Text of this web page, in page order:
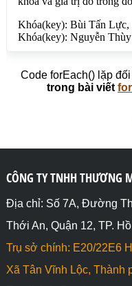
Code forEach() lặp
trong bài viết
CÔNG TY TNHH THƯƠNG
Địa chỉ: Số 7A, Đường
Thới An, Quận 12, TP.
Trụ sở chính: E20/22E6
Xã Tân Vĩnh Lộc, Thành